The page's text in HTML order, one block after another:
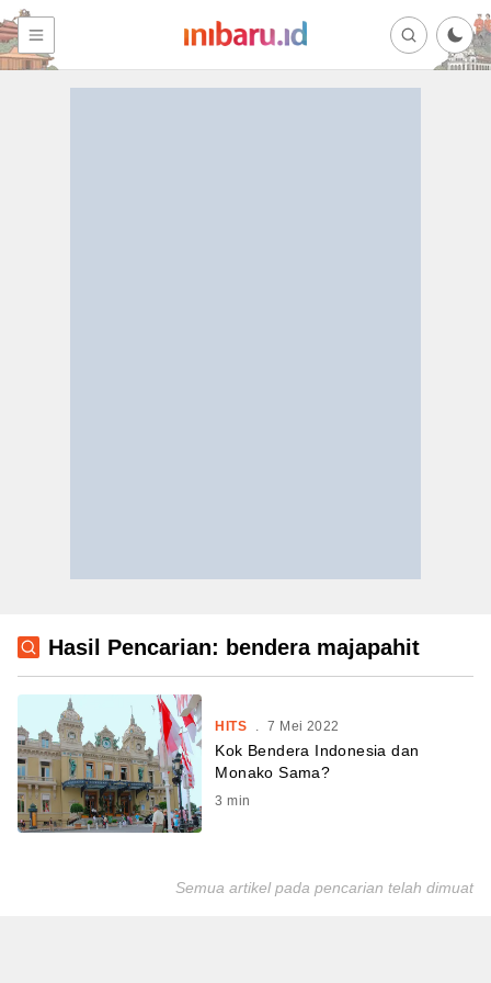
Hasil Pencarian: bendera majapahit
HITS . 7 Mei 2022
Kok Bendera Indonesia dan
Monako Sama?
3 min
Semua artikel pada pencarian telah dimuat